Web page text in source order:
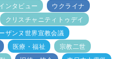
ンタビュー
ウクライナ
クリスチャニティトゥデイ
ザンヌ世界宣教会議
医療・福祉
宗教二世